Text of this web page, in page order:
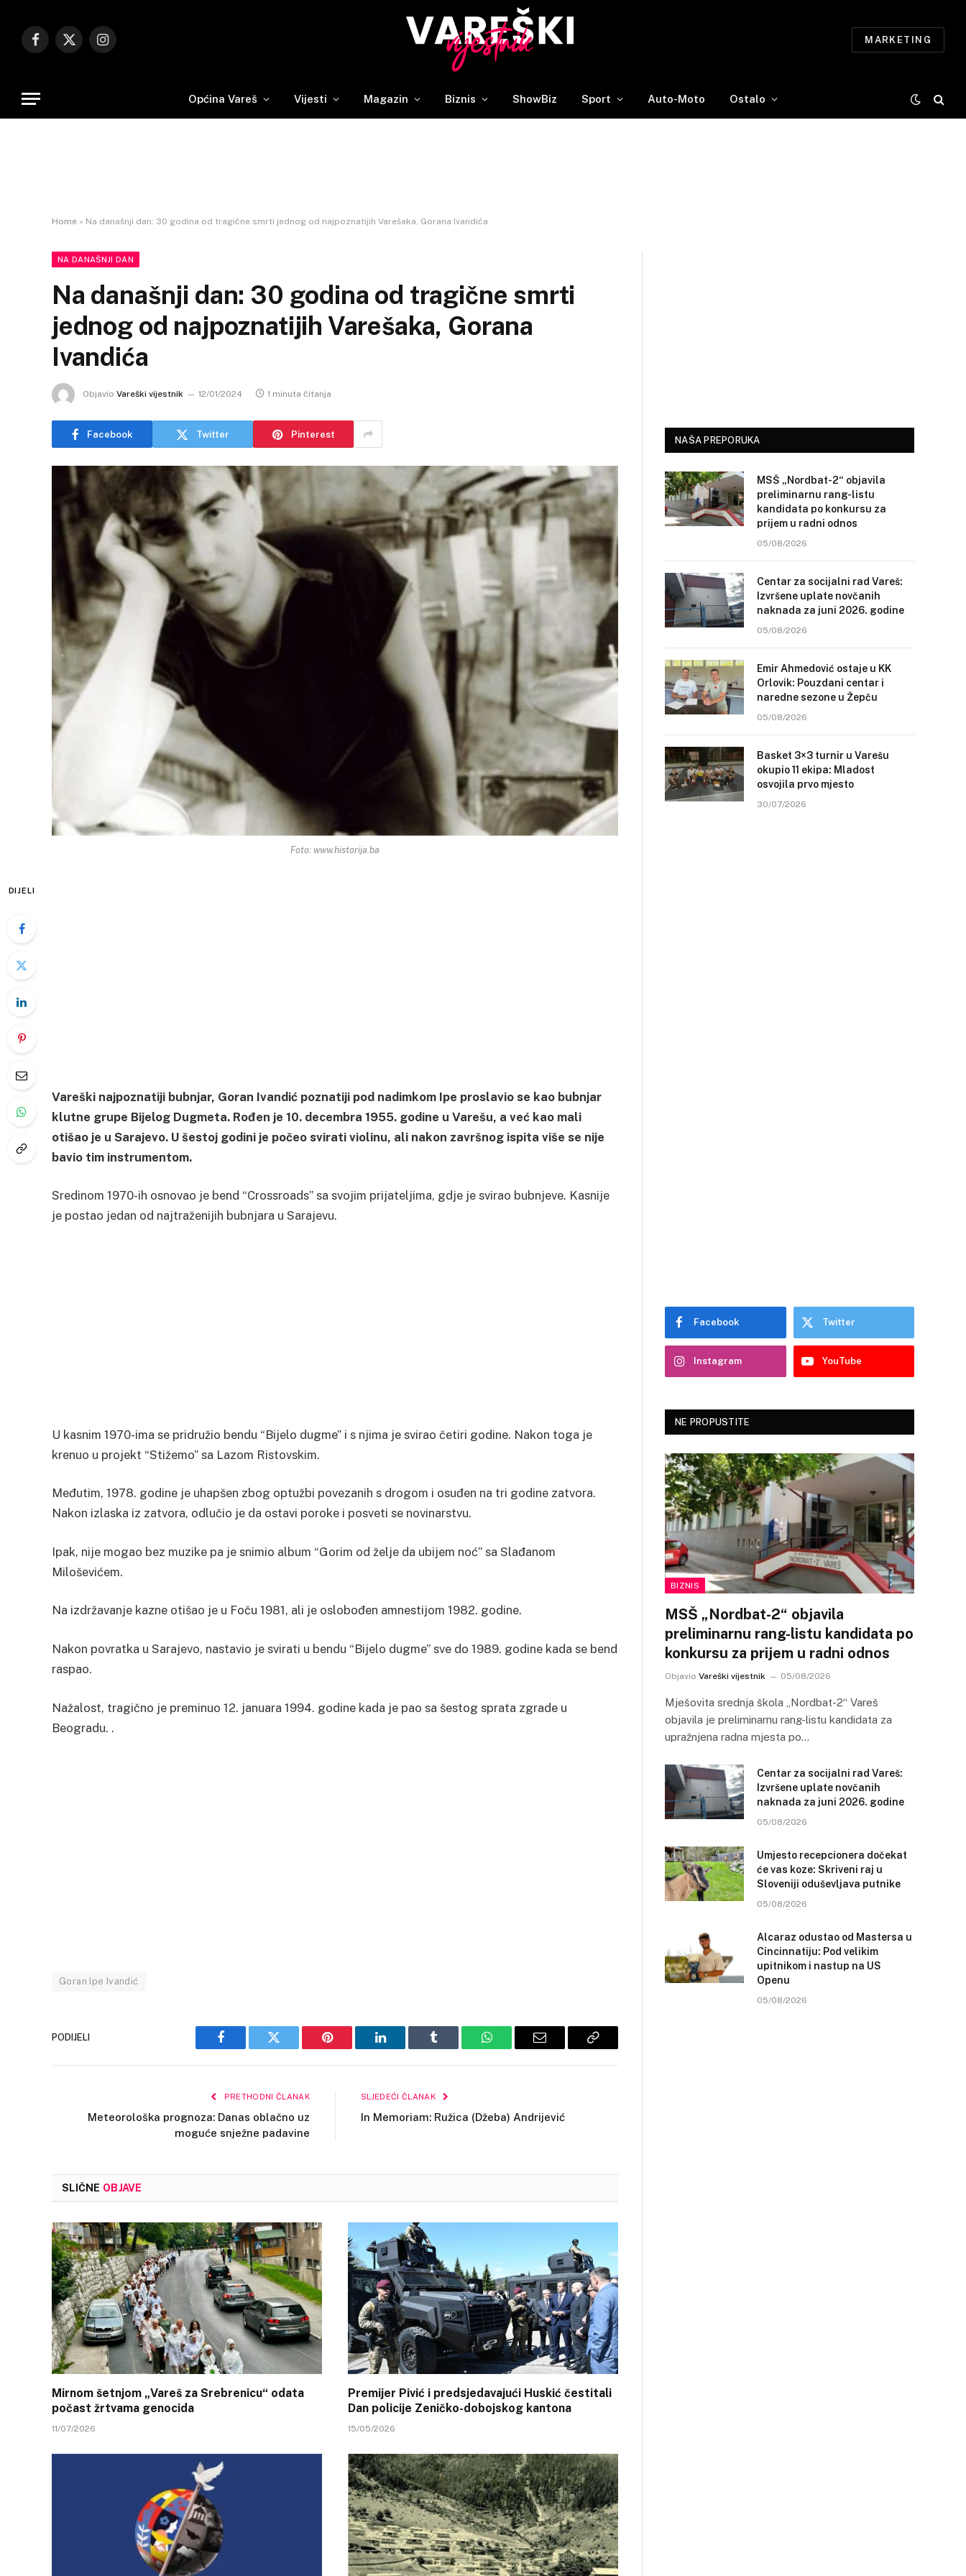
Facebook
X
Instagram
MARKETING
Općina Vareš Vijesti Magazin Biznis ShowBiz Sport Auto-Moto Ostalo
Home » Na današnji dan: 30 godina od tragične smrti jednog od najpoznatijih Varešaka, Gorana Ivandića
NA DANAŠNJI DAN
Na današnji dan: 30 godina od tragične smrti
jednog od najpoznatijih Varešaka, Gorana
Ivandića
Objavio Vareški vijestnik 12/01/2024 1 minuta čitanja
Facebook Twitter Pinterest
Foto: www.historija.ba
DIJELI
Vareški najpoznatiji bubnjar, Goran Ivandić poznatiji pod nadimkom Ipe proslavio se kao bubnjar
klutne grupe Bijelog Dugmeta. Rođen je 10. decembra 1955. godine u Varešu, a već kao mali
otišao je u Sarajevo. U šestoj godini je počeo svirati violinu, ali nakon završnog ispita više se nije
bavio tim instrumentom.
Sredinom 1970-ih osnovao je bend “Crossroads” sa svojim prijateljima, gdje je svirao bubnjeve. Kasnije
je postao jedan od najtraženijih bubnjara u Sarajevu.
U kasnim 1970-ima se pridružio bendu “Bijelo dugme” i s njima je svirao četiri godine. Nakon toga je
krenuo u projekt “Stižemo” sa Lazom Ristovskim.
Međutim, 1978. godine je uhapšen zbog optužbi povezanih s drogom i osuđen na tri godine zatvora.
Nakon izlaska iz zatvora, odlučio je da ostavi poroke i posveti se novinarstvu.
Ipak, nije mogao bez muzike pa je snimio album “Gorim od želje da ubijem noć” sa Slađanom
Miloševićem.
Na izdržavanje kazne otišao je u Foču 1981, ali je oslobođen amnestijom 1982. godine.
Nakon povratka u Sarajevo, nastavio je svirati u bendu “Bijelo dugme” sve do 1989. godine kada se bend
raspao.
Nažalost, tragično je preminuo 12. januara 1994. godine kada je pao sa šestog sprata zgrade u
Beogradu. .
Goran Ipe Ivandić
PODIJELI
Facebook Twitter Pinterest LinkedIn Tumblr WhatsAppEmail
Copy
PRETHODNI ČLANAK
Meteorološka prognoza: Danas oblačno uz
moguće snježne padavine
SLJEDEĆI ČLANAK
In Memoriam: Ružica (Džeba) Andrijević
SLIČNE OBJAVE
Mirnom šetnjom „Vareš za Srebrenicu“ odata
počast žrtvama genocida
11/07/2026
Premijer Pivić i predsjedavajući Huskić čestitali
Dan policije Zeničko-dobojskog kantona
15/05/2026
NAŠA PREPORUKA
MSŠ „Nordbat-2“ objavila
preliminarnu rang-listu
kandidata po konkursu za
prijem u radni odnos
05/08/2026
Centar za socijalni rad Vareš:
Izvršene uplate novčanih
naknada za juni 2026. godine
05/08/2026
Emir Ahmedović ostaje u KK
Orlovik: Pouzdani centar i
naredne sezone u Žepču
05/08/2026
Basket 3×3 turnir u Varešu
okupio 11 ekipa: Mladost
osvojila prvo mjesto
30/07/2026
Facebook Twitter
Instagram YouTube
NE PROPUSTITE
BIZNIS
MSŠ „Nordbat-2“ objavila
preliminarnu rang-listu kandidata po
konkursu za prijem u radni odnos
Objavio Vareški vijestnik 05/08/2026
Mješovita srednja škola „Nordbat-2“ Vareš
objavila je preliminarnu rang-listu kandidata za
upražnjena radna mjesta po…
Centar za socijalni rad Vareš:
Izvršene uplate novčanih
naknada za juni 2026. godine
05/08/2026
Umjesto recepcionera dočekat
će vas koze: Skriveni raj u
Sloveniji oduševljava putnike
05/08/2026
Alcaraz odustao od Mastersa u
Cincinnatiju: Pod velikim
upitnikom i nastup na US
Openu
05/08/2026